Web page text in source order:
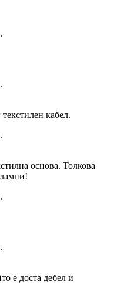
кабел.
основа. Толкова
е доста дебел и